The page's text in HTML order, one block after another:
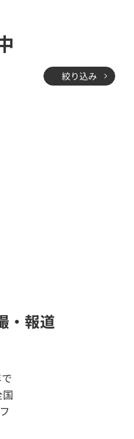
絞り込み
・報道